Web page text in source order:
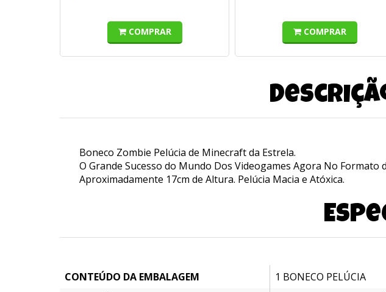
COMPRAR COMPRAR
Boneco Zombie Pelúcia de Minecraft da Estrela.
O Grande Sucesso do Mundo Dos Videogames Agora No
Aproximadamente 17cm de Altura. Pelúcia Macia e Atóxica.
CONTEÚDO DA EMBALAGEM
1 BONECO PELÚCIA